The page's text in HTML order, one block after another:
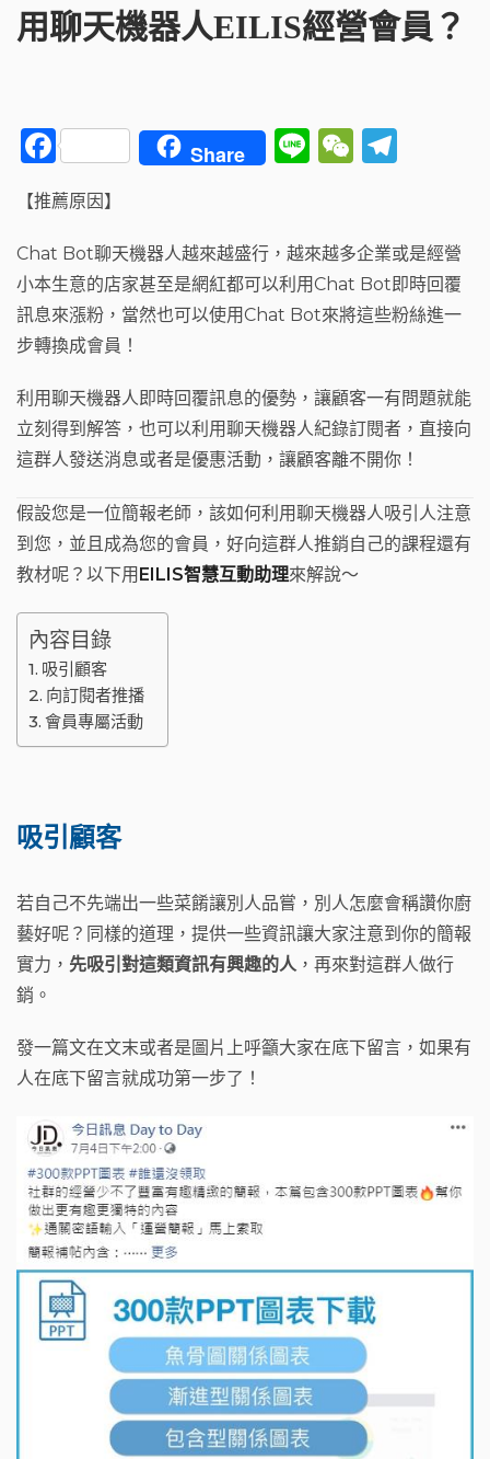
用聊天機器人EILIS經營會員？
F
c
e
b
o
o
k
Share
Li W
h
a
t
g
ra
m
【推薦原因】
Chat Bot聊天機器人越來越盛行，越來越多企業或是經營
小本生意的店家甚至是網紅都可以利用Chat Bot即時回覆
訊息來漲粉，當然也可以使用Chat Bot來將這些粉絲進一
步轉換成會員！
利用聊天機器人即時回覆訊息的優勢，讓顧客一有問題就能
立刻得到解答，也可以利用聊天機器人紀錄訂閱者，直接向
這群人發送消息或者是優惠活動，讓顧客離不開你！
假設您是一位簡報老師，該如何利用聊天機器人吸引人注意
到您，並且成為您的會員，好向這群人推銷自己的課程還有
教材呢？以下用 EILIS智慧互動助理來解說～
內容目錄
吸引顧客
向訂閱者推播
會員專屬活動
吸引顧客
若自己不先端出一些菜餚讓別人品嘗，別人怎麼會稱讚你廚
藝好呢？同樣的道理，提供一些資訊讓大家注意到你的簡報
實力， 先吸引對這類資訊有興趣的人 ，再來對這群人做行
銷。
發一篇文在文末或者是圖片上呼籲大家在底下留言，如果有
人在底下留言就成功第一步了！